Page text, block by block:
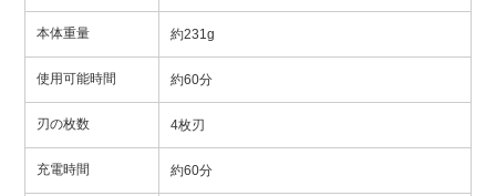
本体重量 約231g
使用可能時間 約60分
刃の枚数 4枚刃
充電時間 約60分